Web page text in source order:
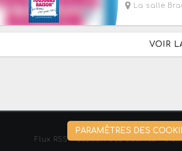
La salle
VOIR
Flux RSS-Gestion des cookies -
PARAMÈTRES DES